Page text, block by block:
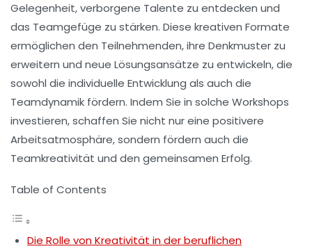
Gelegenheit, verborgene Talente zu entdecken und
das Teamgefüge zu stärken. Diese kreativen Formate
ermöglichen den Teilnehmenden, ihre Denkmuster zu
erweitern und neue Lösungsansätze zu entwickeln, die
sowohl die individuelle Entwicklung als auch die
Teamdynamik fördern. Indem Sie in solche Workshops
investieren, schaffen Sie nicht nur eine positivere
Arbeitsatmosphäre, sondern fördern auch die
Teamkreativität und den gemeinsamen Erfolg.
Table of Contents
Die Rolle von Kreativität in der beruflichen